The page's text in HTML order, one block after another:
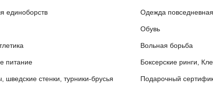
единоборств Одежда повседневная
Обувь
Вольная борьба
питание Боксерские ринги,
шведские стенки, турники-брусья Подарочный